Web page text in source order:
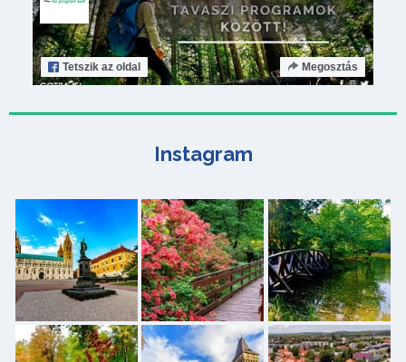
Tetszik az oldal Megosztás
Instagram